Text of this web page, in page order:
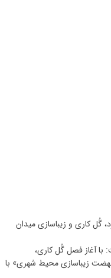
گُل کاری و زیباسازی میدان
با آغاز فصل گُل کاری،
نهضت زیباسازی محیط شهری» با